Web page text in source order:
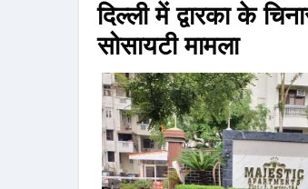
दिल्ली में द्वारका के
सोसायटी मामला